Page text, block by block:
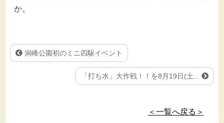
か。
洞峰公園初のミニ四駆イベント
「打ち水」大作戦！！を8月19日(土...
＜一覧へ戻る＞